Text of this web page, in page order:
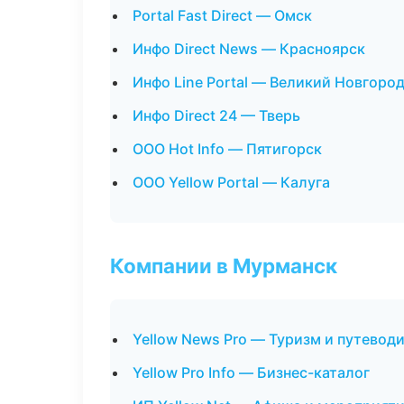
Portal Fast Direct — Омск
Инфо Direct News — Красноярск
Инфо Line Portal — Великий Новгород
Инфо Direct 24 — Тверь
ООО Hot Info — Пятигорск
ООО Yellow Portal — Калуга
Компании в Мурманск
Yellow News Pro — Туризм и
Yellow Pro Info — Бизнес-каталог